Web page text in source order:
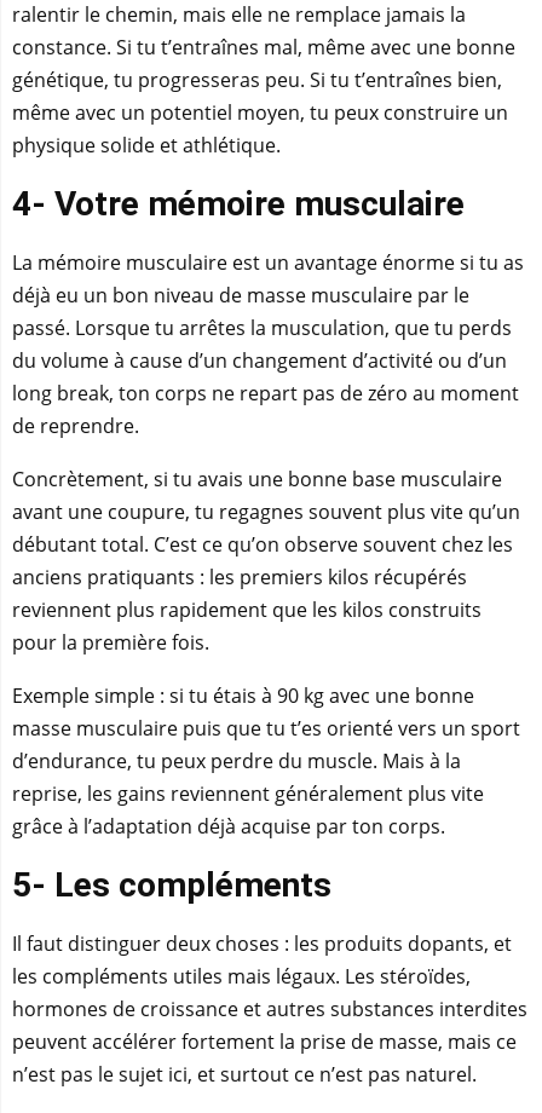
ralentir le chemin, mais elle ne remplace jamais la
constance. Si tu t’entraînes mal, même avec une bonne
génétique, tu progresseras peu. Si tu t’entraînes bien,
même avec un potentiel moyen, tu peux construire un
physique solide et athlétique.
4- Votre mémoire musculaire
La mémoire musculaire est un avantage énorme si tu as
déjà eu un bon niveau de masse musculaire par le
passé. Lorsque tu arrêtes la musculation, que tu perds
du volume à cause d’un changement d’activité ou d’un
long break, ton corps ne repart pas de zéro au moment
de reprendre.
Concrètement, si tu avais une bonne base musculaire
avant une coupure, tu regagnes souvent plus vite qu’un
débutant total. C’est ce qu’on observe souvent chez les
anciens pratiquants : les premiers kilos récupérés
reviennent plus rapidement que les kilos construits
pour la première fois.
Exemple simple : si tu étais à 90 kg avec une bonne
masse musculaire puis que tu t’es orienté vers un sport
d’endurance, tu peux perdre du muscle. Mais à la
reprise, les gains reviennent généralement plus vite
grâce à l’adaptation déjà acquise par ton corps.
5- Les compléments
Il faut distinguer deux choses : les produits dopants, et
les compléments utiles mais légaux. Les stéroïdes,
hormones de croissance et autres substances interdites
peuvent accélérer fortement la prise de masse, mais ce
n’est pas le sujet ici, et surtout ce n’est pas naturel.